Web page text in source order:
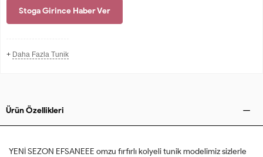
Stoga Girince Haber Ver
+ Daha Fazla Tunik
Ürün Özellikleri
YENİ SEZON EFSANEEE omzu fırfırlı kolyeli tunik modelimiz sizlerle